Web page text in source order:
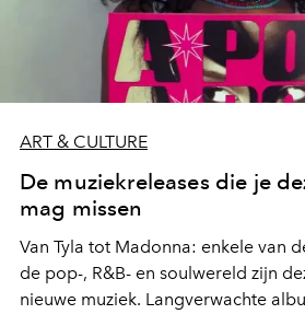
ART & CULTURE
De muziekreleases die je
mag missen
Van Tyla tot Madonna: enkele van
de pop-, R&B- en soulwereld zijn
nieuwe muziek. Langverwachte